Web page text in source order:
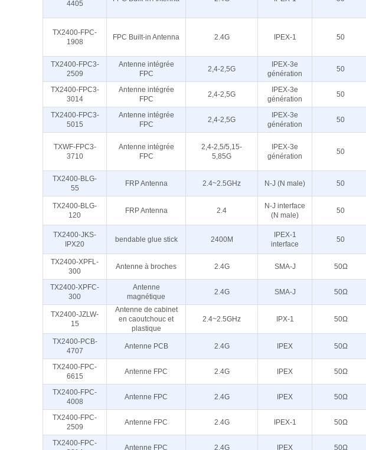
4405
TX2400-FPC-
1908
FPC Built-in Antenna 2.4G IPEX-1 50
TX2400-FPC3-
2509
Antenne intégrée
FPC
2,4-2,5G
IPEX-3e
génération
50
TX2400-FPC3-
3014
Antenne intégrée
FPC
2,4-2,5G
IPEX-3e
génération
50
TX2400-FPC3-
5015
Antenne intégrée
FPC
2,4-2,5G
IPEX-3e
génération
50
TXWF-FPC3-
3710
Antenne intégrée
FPC
2,4-2,5/5,15-
5,85G
IPEX-3e
génération
50
TX2400-BLG-
55
FRP Antenna 2.4~2.5GHz N-J (N male) 50
TX2400-BLG-
120
FRP Antenna 2.4
N-J interface
(N male)
50
TX2400-JKS-
IPX20
bendable glue stick 2400M
IPEX-1
interface
50
TX2400-XPFL-
300
Antenne à broches 2.4G SMA-J 50Ω
TX2400-XPFC-
300
Antenne
magnétique
2.4G SMA-J 50Ω
TX2400-JZLW-
15
Antenne de cabinet
en caoutchouc et
plastique
2.4~2.5GHz IPX-1 50Ω
TX2400-PCB-
4707
Antenne PCB 2.4G IPEX 50Ω
TX2400-FPC-
6615
Antenne FPC 2.4G IPEX 50Ω
TX2400-FPC-
4008
Antenne FPC 2.4G IPEX 50Ω
TX2400-FPC-
2509
Antenne FPC 2.4G IPEX-1 50Ω
TX2400-FPC-
Antenne FPC 2.4G IPEX 50Ω